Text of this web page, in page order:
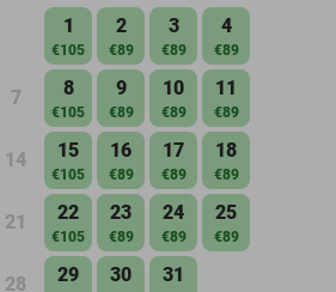
1
€105
2
€89
3
€89
4
€89
7 8
€105
9
€89
10
€89
11
€89
14 15
€105
16
€89
17
€89
18
€89
21 22
€105
23
€89
24
€89
25
€89
28 29 30 31